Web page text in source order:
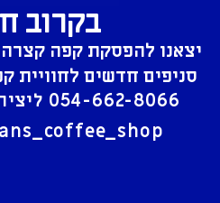
בקרוב
יצאנו להפסקת קפה קצרה
סניפים חדשים לחוויית
054-662-8066